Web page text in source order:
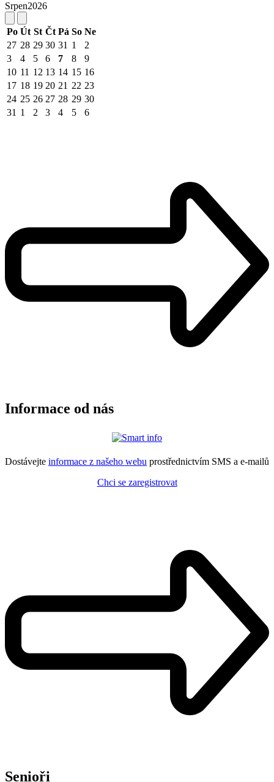
Srpen2026
Po Út St Čt Pá So Ne
27 28 29 30 31 1
2
3
4 5 6 7 8
9
10 11 12 13 14 15 16
17 18 19 20 21 22 23
24 25 26 27 28 29 30
31 1 2 3 4 5 6
Informace od nás
Dostávejte informace z našeho webu prostřednictvím SMS a e-mailů
Chci se zaregistrovat
Senioři